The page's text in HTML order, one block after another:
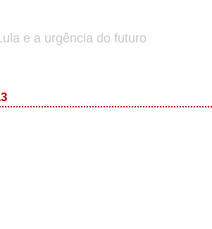
e a urgência do futuro